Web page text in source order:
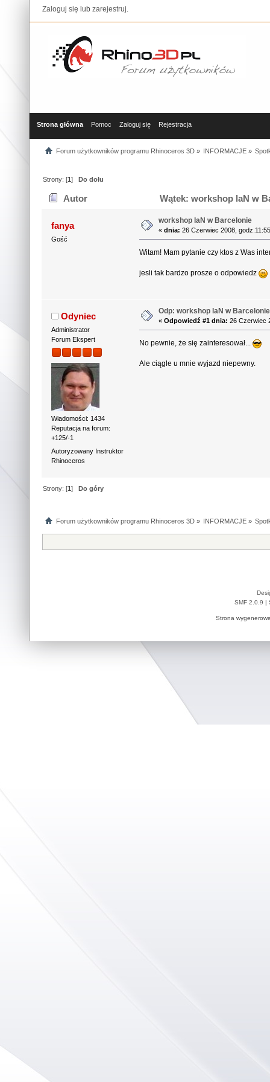
Zaloguj się lub zarejestruj.
Strona główna Pomoc Zaloguj się Rejestracja
Forum użytkowników programu Rhinoceros 3D» INFORMACJE»
Strony: [1]Do dołu
Autor Wątek: workshop laN w
fanya
Gość
workshop laN w Barcelonie
«dnia: 26 Czerwiec 2008,
Witam! Mam pytanie czy ktos z Was
jesli tak bardzo prosze o odpowiedz
Odyniec
Administrator
Forum Ekspert
Wiadomości: 1434
Reputacja na forum:
+125/-1
Autoryzowany Instruktor
Rhinoceros
Odp: workshop laN w Barcelonie
«Odpowiedź #1 dnia: 26 Czerwiec
No pewnie, że się zainteresował...
Ale ciągle u mnie wyjazd niepewny.
Strony: [1]Do góry
Forum użytkowników programu Rhinoceros 3D» INFORMACJE»
SMF 2.0.9 |
Strona